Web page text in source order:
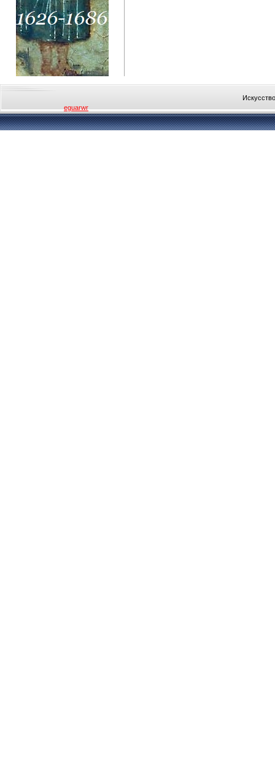
eguarwr